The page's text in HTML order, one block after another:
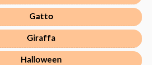
Gatto
Giraffa
Halloween